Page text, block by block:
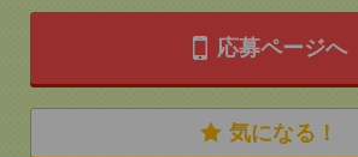
応募ページへ
気になる！